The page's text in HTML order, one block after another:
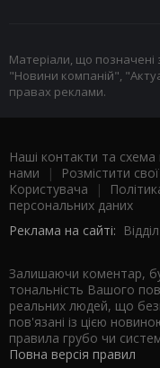
Матеріали, що
"Новини компаній",
правах реклами.
Наші контакти та схема
нами | Розмістити
Користувача |
персональних даних
Реклама на сайті:
Залишаючи коментар,
тональність Вашого
реальних людей, що
пов'язані із цією
правила грубо чи
Повна версія правил